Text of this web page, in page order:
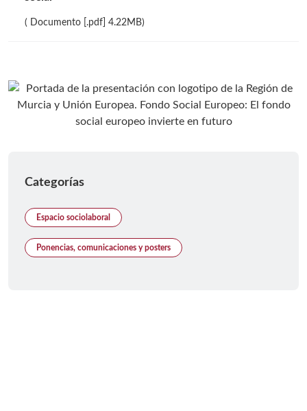
( Documento [.pdf] 4.22MB)
Categorías
Espacio sociolaboral
Ponencias, comunicaciones y posters